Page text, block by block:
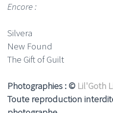
Encore :
Silvera
New Found
The Gift of Guilt
Photographies : © Lil'Goth
Toute reproduction